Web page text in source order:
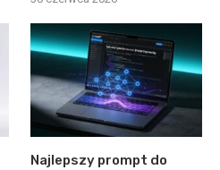
Najlepszy prompt do